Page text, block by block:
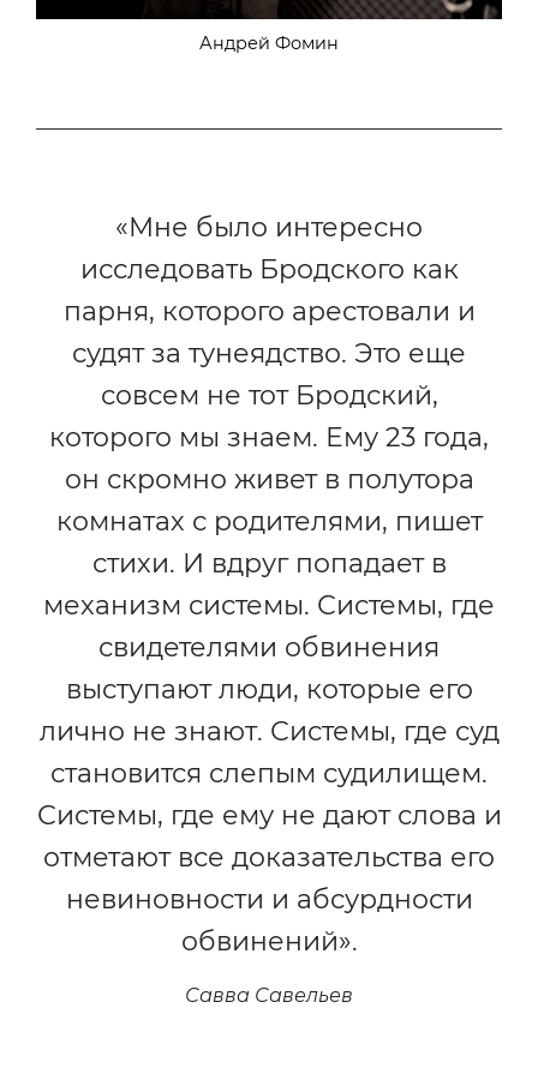
Андрей Фомин
«Мне было интересно
исследовать Бродского как
парня, которого арестовали и
судят за тунеядство. Это еще
совсем не тот Бродский,
которого мы знаем. Ему 23 года,
он скромно живет в полутора
комнатах с родителями, пишет
стихи. И вдруг попадает в
механизм системы. Системы, где
свидетелями обвинения
выступают люди, которые его
лично не знают. Системы, где суд
становится слепым судилищем.
Системы, где ему не дают слова и
отметают все доказательства его
невиновности и абсурдности
обвинений».
Савва Савельев